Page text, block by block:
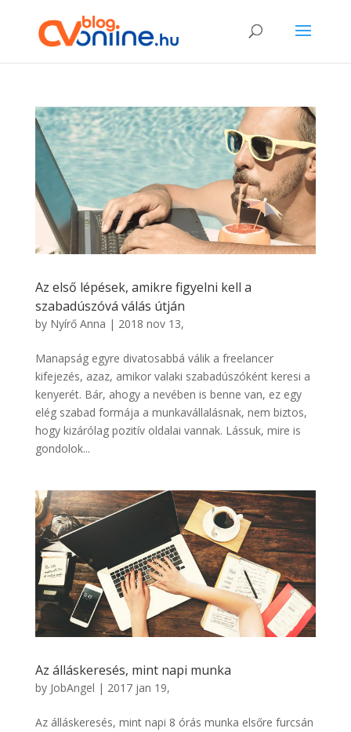
Az első lépések, amikre figyelni kell a
szabadúszóvá válás útján
by Nyírő Anna | 2018 nov 13,
Manapság egyre divatosabbá válik a freelancer
kifejezés, azaz, amikor valaki szabadúszóként keresi a
kenyerét. Bár, ahogy a nevében is benne van, ez egy
elég szabad formája a munkavállalásnak, nem biztos,
hogy kizárólag pozitív oldalai vannak. Lássuk, mire is
gondolok...
Az álláskeresés, mint napi munka
by JobAngel | 2017 jan 19,
Az álláskeresés, mint napi 8 órás munka elsőre furcsán